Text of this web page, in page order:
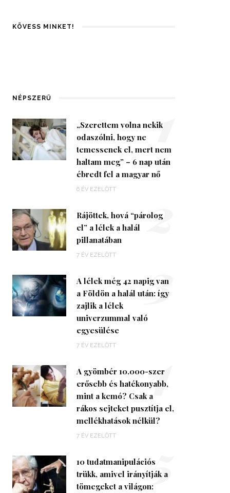
KÖVESS MINKET!
NÉPSZERŰ
„Szerettem volna nekik
odaszólni, hogy ne
temessenek el, mert nem
haltam meg” – 6 nap után
ébredt fel a magyar nő
6 ÉV EZELŐTT
1
Rájöttek, hová “párolog
el” a lélek a halál
pillanatában
7 ÉV EZELŐTT
2
A lélek még 42 napig van
a Földön a halál után: így
zajlik a lélek
univerzummal való
egyesülése
7 ÉV EZELŐTT
3
A gyömbér 10.000-szer
erősebb és hatékonyabb,
mint a kemó? Csak a
rákos sejteket pusztítja el,
mellékhatások nélkül?
7 ÉV EZELŐTT
4
10 tudatmanipulációs
trükk, amivel irányítják a
tömegeket a világon:5